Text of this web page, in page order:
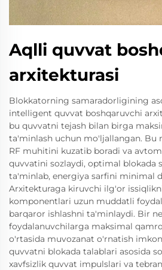
Aqlli quvvat
arxitekturasi
Blokkatorning samaradorligining
intelligent quvvat boshqaruvchi
bu quvvatni tejash bilan birga
ta'minlash uchun mo'ljallangan. Bu
RF muhitini kuzatib boradi va
quvvatini sozlaydi, optimal blokada
ta'minlab, energiya sarfini minimal
Arxitekturaga kiruvchi ilg'or
komponentlari uzun muddatli
barqaror ishlashni ta'minlaydi. Bir
foydalanuvchilarga maksimal
o'rtasida muvozanat o'rnatish
quvvatni blokada talablari asosida
xavfsizlik quvvat impulslari va